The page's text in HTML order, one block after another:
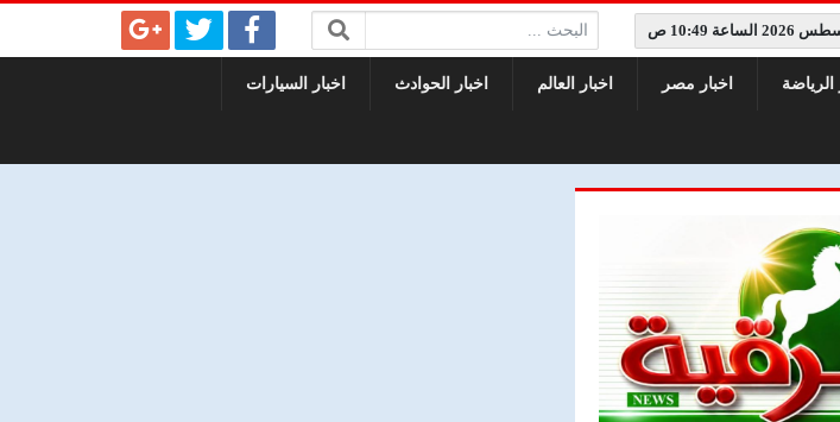
البحث:
الرياضة اخبار مصر اخبار العالم اخبار الحوادث اخبار السيارات